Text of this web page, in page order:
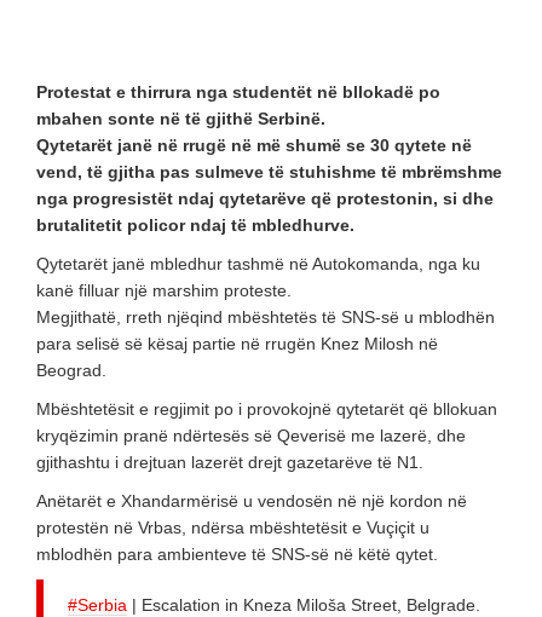
Protestat e thirrura nga studentët në bllokadë po
mbahen sonte në të gjithë Serbinë.
Qytetarët janë në rrugë në më shumë se 30 qytete në
vend, të gjitha pas sulmeve të stuhishme të mbrëmshme
nga progresistët ndaj qytetarëve që protestonin, si dhe
brutalitetit policor ndaj të mbledhurve.
Qytetarët janë mbledhur tashmë në Autokomanda, nga ku
kanë filluar një marshim proteste.
Megjithatë, rreth njëqind mbështetës të SNS-së u mblodhën
para selisë së kësaj partie në rrugën Knez Milosh në
Beograd.
Mbështetësit e regjimit po i provokojnë qytetarët që bllokuan
kryqëzimin pranë ndërtesës së Qeverisë me lazerë, dhe
gjithashtu i drejtuan lazerët drejt gazetarëve të N1.
Anëtarët e Xhandarmërisë u vendosën në një kordon në
protestën në Vrbas, ndërsa mbështetësit e Vuçiçit u
mblodhën para ambienteve të SNS-së në këtë qytet.
#Serbia | Escalation in Kneza Miloša Street, Belgrade.